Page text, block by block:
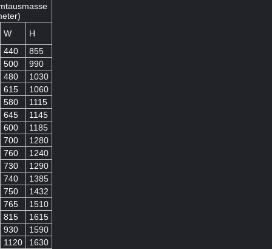
W
H
440
855
500
990
480
1030
615
1060
580
1115
645
1145
600
1185
700
1280
760
1240
730
1290
740
1385
750
1432
765
1510
815
1615
930
1590
1120
1630